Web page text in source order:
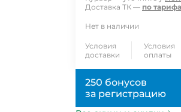
Доставка ТК — по
Нет в наличии
Условия
доставки
Условия
оплаты
250 бонусов
за регистрацию